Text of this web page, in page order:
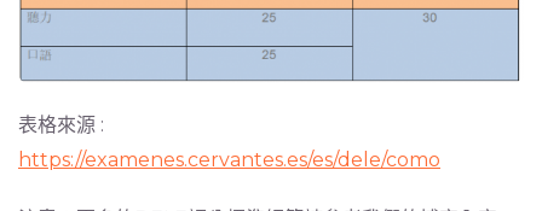
表格來源 :
https://examenes.cervantes.es/es/dele/como